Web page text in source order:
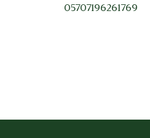
05707196261769